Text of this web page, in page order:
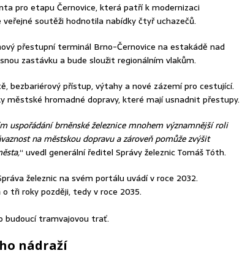
pro etapu Černovice, která patří k modernizaci
veřejné soutěži hodnotila nabídky čtyř uchazečů.
přestupní terminál Brno-Černovice na estakádě nad
zastávku a bude sloužit regionálním vlakům.
bezbariérový přístup, výtahy a nové zázemí pro cestující.
městské hromadné dopravy, které mají usnadnit přestupy.
uspořádání brněnské železnice mnohem významnější roli
na městskou dopravu a zároveň pomůže zvýšit
“ uvedl generální ředitel Správy železnic Tomáš Tóth.
železnic na svém portálu uvádí v roce 2032.
tři roky později, tedy v roce 2035.
budoucí tramvajovou trať.
nádraží